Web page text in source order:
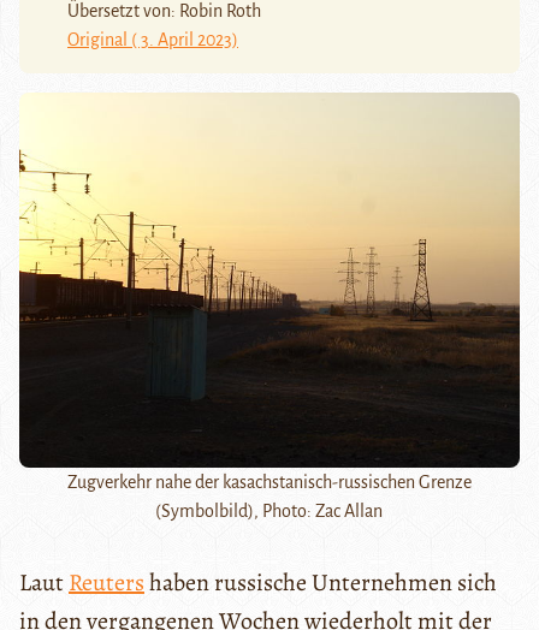
Übersetzt von: Robin Roth
Original ( 3. April 2023)
Zugverkehr nahe der kasachstanisch-russischen Grenze
(Symbolbild), Photo: Zac Allan
LautReutershaben russische Unternehmen sich
in den vergangenen Wochen wiederholt mit der